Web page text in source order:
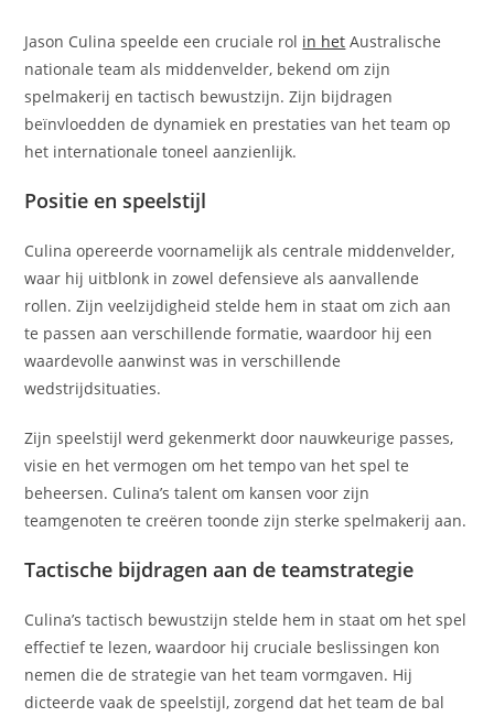
Jason Culina speelde een cruciale rol in het Australische
nationale team als middenvelder, bekend om zijn
spelmakerij en tactisch bewustzijn. Zijn bijdragen
beïnvloedden de dynamiek en prestaties van het team op
het internationale toneel aanzienlijk.
Positie en speelstijl
Culina opereerde voornamelijk als centrale middenvelder,
waar hij uitblonk in zowel defensieve als aanvallende
rollen. Zijn veelzijdigheid stelde hem in staat om zich aan
te passen aan verschillende formatie, waardoor hij een
waardevolle aanwinst was in verschillende
wedstrijdsituaties.
Zijn speelstijl werd gekenmerkt door nauwkeurige passes,
visie en het vermogen om het tempo van het spel te
beheersen. Culina’s talent om kansen voor zijn
teamgenoten te creëren toonde zijn sterke spelmakerij aan.
Tactische bijdragen aan de teamstrategie
Culina’s tactisch bewustzijn stelde hem in staat om het spel
effectief te lezen, waardoor hij cruciale beslissingen kon
nemen die de strategie van het team vormgaven. Hij
dicteerde vaak de speelstijl, zorgend dat het team de bal